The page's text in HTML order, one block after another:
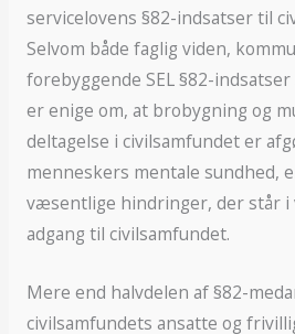
servicelovens §82-indsatser til
Selvom både faglig viden,
forebyggende SEL §82-
er enige om, at brobygning og
deltagelse i civilsamfundet er
menneskers mentale sundhed,
væsentlige hindringer, der står i
adgang til civilsamfundet.
Mere end halvdelen af §82-
civilsamfundets ansatte og